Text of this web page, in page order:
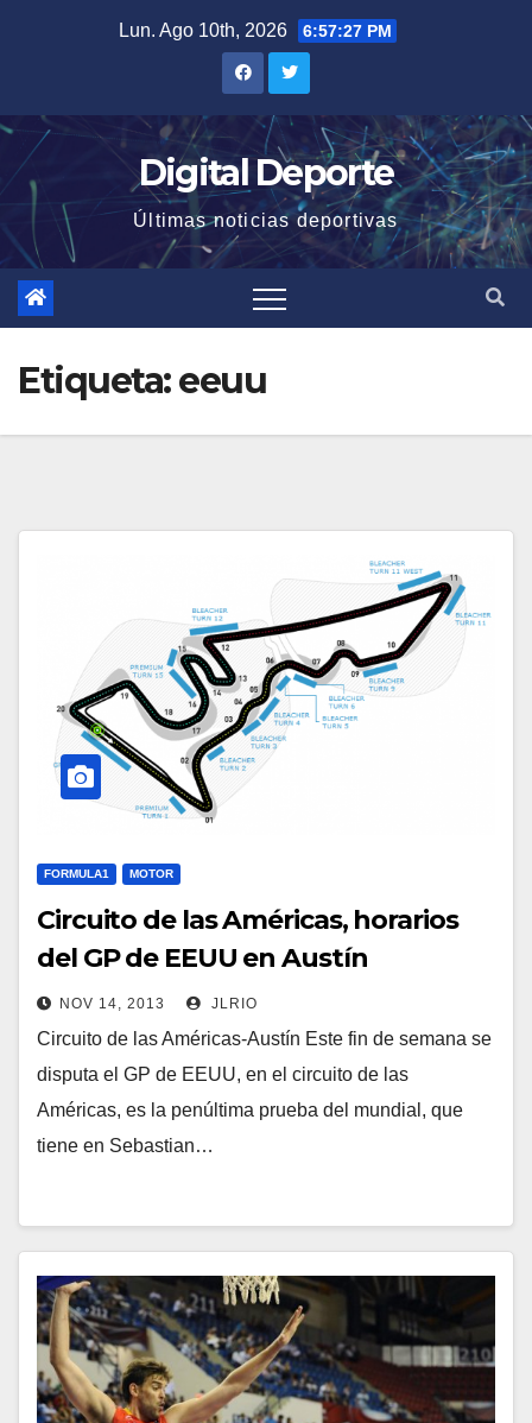
Lun. Ago 10th, 2026 6:57:27 PM
Digital Deporte
Últimas noticias deportivas
Etiqueta:eeuu
FORMULA1 MOTOR
Circuito de las Américas, horarios
del GP de EEUU en Austín
NOV 14, 2013 JLRIO
Circuito de las Américas-Austín Este fin de semana se
disputa el GP de EEUU, en el circuito de las
Américas, es la penúltima prueba del mundial, que
tiene en Sebastian…